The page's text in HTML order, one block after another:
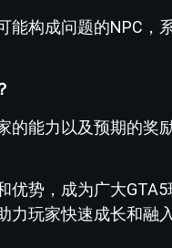
构成问题的NPC，
能力以及预期的奖
势，成为广大
玩家快速成长和融